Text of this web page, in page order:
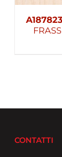
CONTATTI